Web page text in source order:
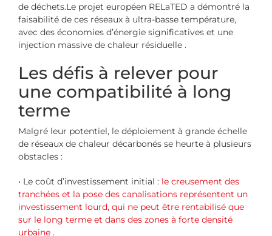
de déchets.Le projet européen RELaTED a démontré la
faisabilité de ces réseaux à ultra-basse température,
avec des économies d’énergie significatives et une
injection massive de chaleur résiduelle .
Les défis à relever pour
une compatibilité à long
terme
Malgré leur potentiel, le déploiement à grande échelle
de réseaux de chaleur décarbonés se heurte à plusieurs
obstacles :
• Le coût d’investissement initial : le creusement des
tranchées et la pose des canalisations représentent un
investissement lourd, qui ne peut être rentabilisé que
sur le long terme et dans des zones à forte densité
urbaine .